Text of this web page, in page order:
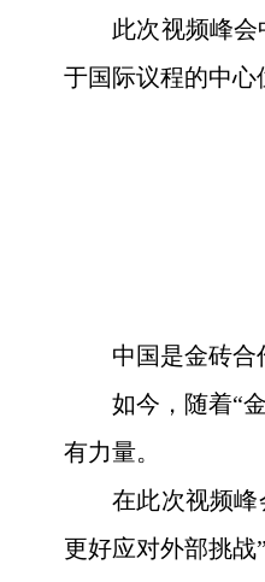
此次视频峰
于国际议程的中心
中国是金砖合
如今，随着“
有力量。
在此次视频
更好应对外部挑战